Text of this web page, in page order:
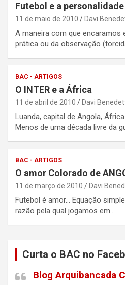
Futebol e a personalidade
11 de maio de 2010 Davi
A maneira com que encaramos
prática ou da observação
BAC - ARTIGOS
O INTER e a África
11 de abril de 2010 Davi
Luanda, capital de Angola,
Menos de uma década livre da
BAC - ARTIGOS
O amor Colorado de
11 de março de 2010 Davi
Futebol é amor… Equação
razão pela qual jogamos em…
Curta o BAC no
Blog Arquibancada